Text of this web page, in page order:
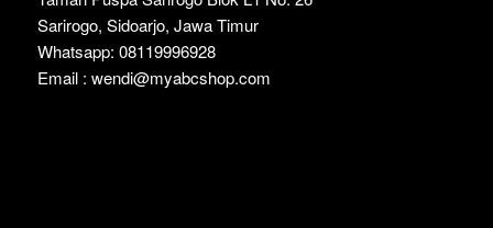
Sarirogo, Sidoarjo, Jawa Timur
Whatsapp: 08119996928
Email : wendi@myabcshop.com